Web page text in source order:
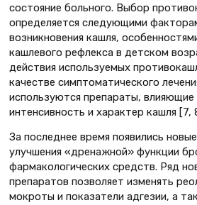
состояние больного. Выбор
определяется следующими
возникновения кашля,
кашлевого рефлекса в детском
действия используемых
качестве симптоматического
используются препараты, влияющие
интенсивность и характер кашля [7,
За последнее время появились
улучшения «дренажной» функции
фармакологических средств. Ряд
препаратов позволяет изменять
мокроты и показатели адгезии, а